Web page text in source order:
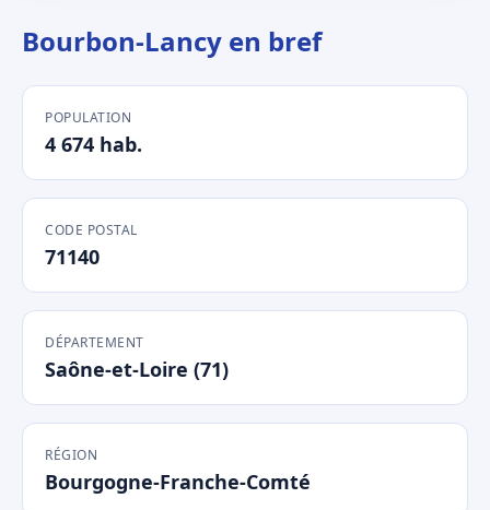
Bourbon-Lancy en bref
POPULATION
4 674 hab.
CODE POSTAL
71140
DÉPARTEMENT
Saône-et-Loire (71)
RÉGION
Bourgogne-Franche-Comté